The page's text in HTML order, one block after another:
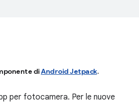
diAndroid Jetpack.
per fotocamera. Per le nuove